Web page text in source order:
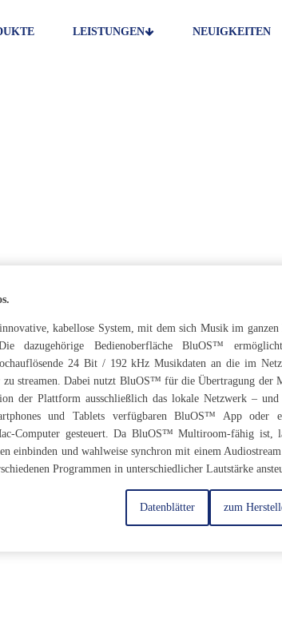
LEISTUNGEN NEUIGKEITEN
kabellose System, mit dem sich Musik im ganzen
dazugehörige Bedienoberfläche BluOS™
24 Bit / 192 kHz Musikdaten an die im
zu streamen. Dabei nutzt BluOS™ für die Übertragung der
der Plattform ausschließlich das lokale Netzwerk –
und Tablets verfügbaren BluOS™ App oder
Computer gesteuert. Da BluOS™ Multiroom-fähig ist,
einbinden und wahlweise synchron mit einem
Programmen in unterschiedlicher Lautstärke
Datenblätter zum